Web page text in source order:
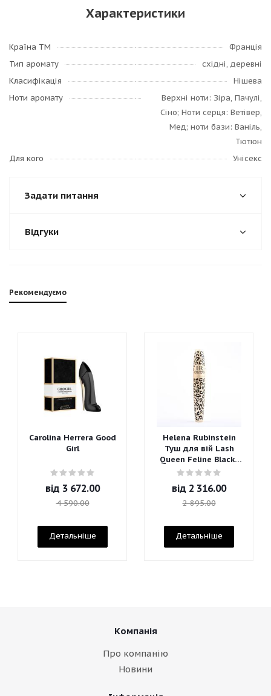
Характеристики
Країна ТМ
Франція
Тип аромату
східні, деревні
Класифікація
Нішева
Ноти аромату
Верхні ноти: Зіра, Пачулі,
Сіно; Ноти серця: Ветівер,
Мед; ноти бази: Ваніль,
Тютюн
Для кого
Унісекс
Задати питання
Відгуки
Рекомендуємо
Carolina Herrera Good
Girl
від 3 672.00
4 590.00
Детальніше
Helena Rubinstein
Туш для вій Lash
Queen Feline Blacks
Mascara
від 2 316.00
2 895.00
Детальніше
Компанія
Про компанію
Новини